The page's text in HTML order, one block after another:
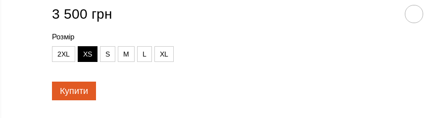
3 500 грн
Розмір
2XL XS S M L XL
Купити